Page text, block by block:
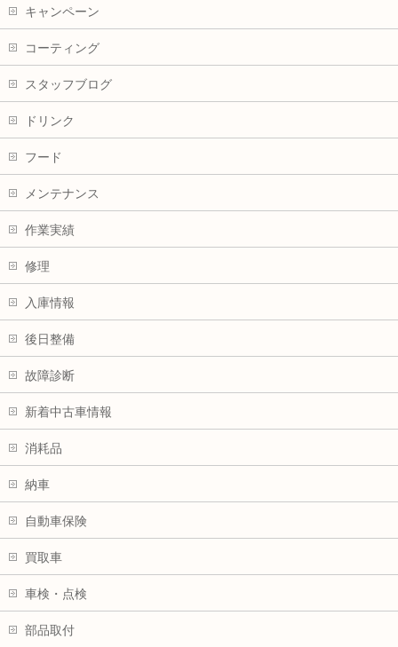
キャンペーン
コーティング
スタッフブログ
ドリンク
フード
メンテナンス
作業実績
修理
入庫情報
後日整備
故障診断
新着中古車情報
消耗品
納車
自動車保険
買取車
車検・点検
部品取付